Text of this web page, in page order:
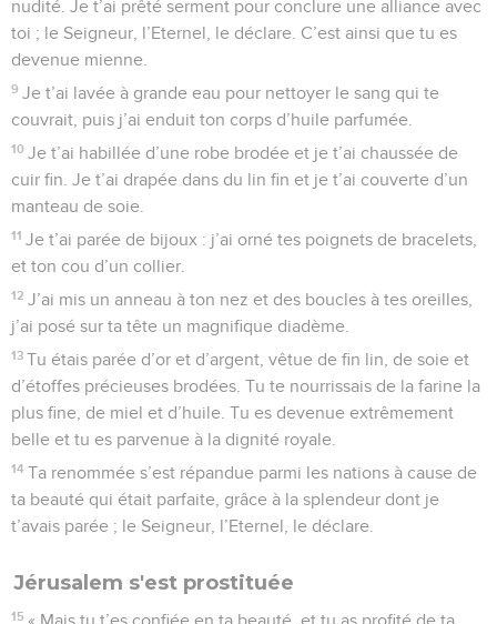
nudité. Je t’ai prêté serment pour conclure une alliance avec
toi ; le Seigneur, l’Eternel, le déclare. C’est ainsi que tu es
devenue mienne.
9 Je t’ai lavée à grande eau pour nettoyer le sang qui te
couvrait, puis j’ai enduit ton corps d’huile parfumée.
10 Je t’ai habillée d’une robe brodée et je t’ai chaussée de
cuir fin. Je t’ai drapée dans du lin fin et je t’ai couverte d’un
manteau de soie.
11 Je t’ai parée de bijoux : j’ai orné tes poignets de bracelets,
et ton cou d’un collier.
12 J’ai mis un anneau à ton nez et des boucles à tes oreilles,
j’ai posé sur ta tête un magnifique diadème.
13 Tu étais parée d’or et d’argent, vêtue de fin lin, de soie et
d’étoffes précieuses brodées. Tu te nourrissais de la farine la
plus fine, de miel et d’huile. Tu es devenue extrêmement
belle et tu es parvenue à la dignité royale.
14 Ta renommée s’est répandue parmi les nations à cause de
ta beauté qui était parfaite, grâce à la splendeur dont je
t’avais parée ; le Seigneur, l’Eternel, le déclare.
Jérusalem s'est prostituée
15 « Mais tu t’es confiée en ta beauté, et tu as profité de ta